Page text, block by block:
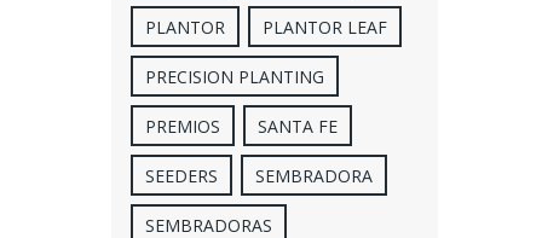
PLANTOR PLANTOR LEAF
PRECISION PLANTING
PREMIOS SANTA FE
SEEDERS SEMBRADORA
SEMBRADORAS